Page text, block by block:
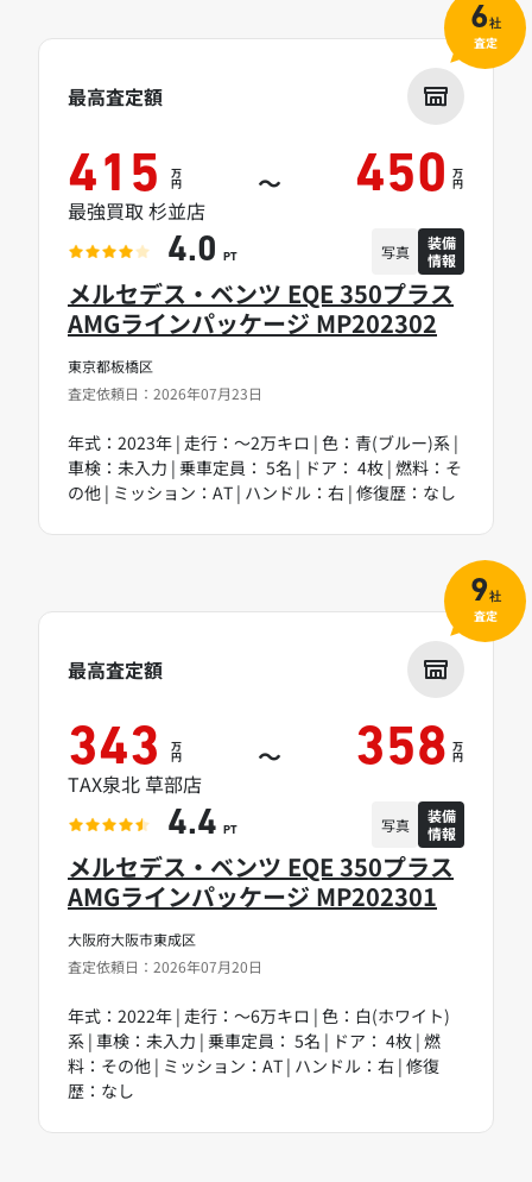
東京都板橋区
査定依頼日：2026年07月23日
メルセデス・ベンツ EQE 350プラス
AMGラインパッケージ MP202302
年式：2023年 | 走行：～2万キロ | 色：青(ブルー)系 |
車検：未入力 | 乗車定員： 5名 | ドア： 4枚 | 燃料：そ
の他 | ミッション：AT | ハンドル：右 | 修復歴：なし
最高査定額
415 万
円 ～ 450 万
円
最強買取 杉並店
4.0 PT 写真
装備
情報
6社
査定
大阪府大阪市東成区
査定依頼日：2026年07月20日
メルセデス・ベンツ EQE 350プラス
AMGラインパッケージ MP202301
年式：2022年 | 走行：～6万キロ | 色：白(ホワイト)
系 | 車検：未入力 | 乗車定員： 5名 | ドア： 4枚 | 燃
料：その他 | ミッション：AT | ハンドル：右 | 修復
歴：なし
最高査定額
343 万
円 ～ 358 万
円
TAX泉北 草部店
4.4 PT 写真
装備
情報
9社
査定